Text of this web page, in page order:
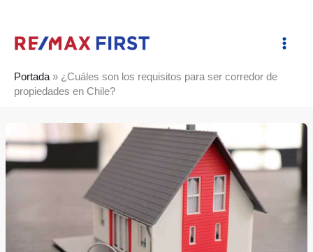
contenido
Portada » ¿Cuáles son los requisitos para ser corredor de
propiedades en Chile?